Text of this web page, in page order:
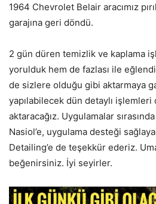
1964 Chevrolet Belair aracımız
garajına geri döndü.
2 gün düren temizlik ve kaplama
yorulduk hem de fazlası ile
de sizlere olduğu gibi aktarmaya
yapılabilecek dün detaylı
aktaracağız. Uygulamalar
Nasiol’e, uygulama desteği
Detailing’e de teşekkür ederiz.
beğenirsiniz. İyi seyirler.